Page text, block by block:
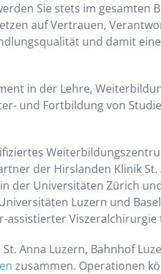
Sie stets im gesamten
auf Vertrauen,
und damit
in der Lehre,
und Fortbildung von
der Hirslanden Klinik St.
der Universitäten Zürich
Luzern und
assistierter Viszeralchirurgie
Anna Luzern, Bahnhof
zusammen. Operationen